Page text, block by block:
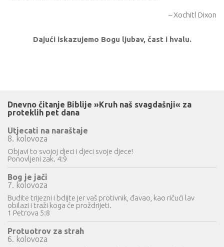
– Xochitl Dixon
Dajući iskazujemo Bogu ljubav, čast i hvalu.
Dnevno čitanje Biblije »Kruh naš svagdašnji« za
proteklih pet dana
Utjecati na naraštaje
8. kolovoza
Objavi to svojoj djeci i djeci svoje djece!
Ponovljeni zak. 4:9
Bog je jači
7. kolovoza
Budite trijezni i bdijte jer vaš protivnik, đavao, kao ričući lav
obilazi i traži koga će proždrijeti.
1 Petrova 5:8
Protuotrov za strah
6. kolovoza